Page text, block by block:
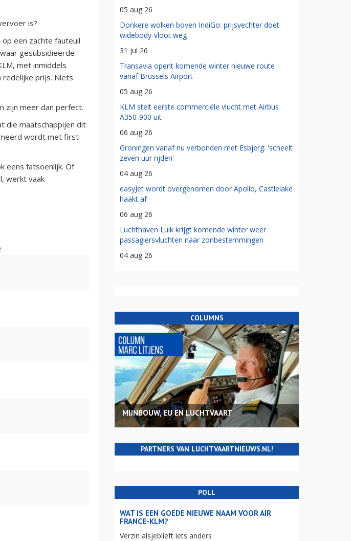
is?
een zachte fauteuil
gesubsidieerde
met inmiddels
prijs. Niets
zijn meer dan perfect.
die maatschappijen dit
wordt met first
eens fatsoenlijk. Of
werkt vaak
05 aug 26
Donkere wolken boven IndiGo: prijsvechter doet
widebody-vloot weg
31 jul 26
Transavia opent komende winter nieuwe route
vanaf Brussels Airport
05 aug 26
KLM stelt eerste commerciële vlucht met Airbus
A350-900 uit
06 aug 26
Groningen vanaf nu verbonden met Esbjerg: 'scheelt
zeven uur rijden'
04 aug 26
easyJet wordt overgenomen door Apollo, Castlelake
haakt af
06 aug 26
Luchthaven Luik krijgt komende winter weer
passagiersvluchten naar zonbestemmingen
04 aug 26
COLUMNS
MIJNBOUW, EU EN LUCHTVAART
PARTNERS VAN LUCHTVAARTNIEUWS.NL!
POLL
WAT IS EEN GOEDE NIEUWE NAAM VOOR AIR
FRANCE-KLM?
Verzin alsjeblieft iets anders